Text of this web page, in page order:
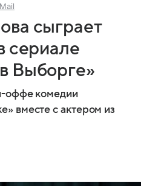
сыграет
сериале
Выборге»
оффе комедии
вместе с актером из